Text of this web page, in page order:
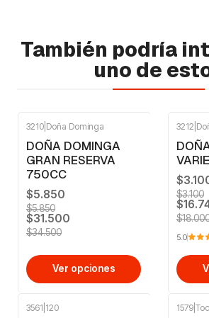
También podría
uno de
-9%
3210 Doña Dominga
DOÑA DOMINGA
GRAN RESERVA
750CC
$5.850
$5.850
$31.500
$34.500
Ver opciones
-7%
3212
$3.100
5.0
3561 120 1579